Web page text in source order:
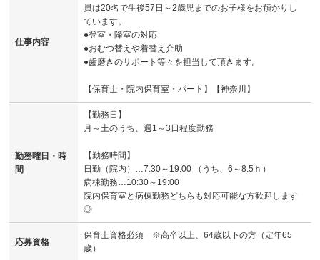
仕事内容
員は20名で生後57日～2歳児までのお子様をお預かりし
ています。
●登室・降室の対応
●おむつ替えや着替え介助
●歯磨きのサポート等々を担当して頂きます。
【保育士・院内保育室・パート】【神奈川】
勤務曜日・時
間
【勤務日】
月～土のうち、週1～3日程度勤務
【勤務時間】
日勤（院内）…7:30～19:00 （うち、6～8.5ｈ）
病棟勤務…10:30～19:00
院内保育室と病棟勤務どちらも対応可能な方歓迎します
◎
応募資格
保育士資格必須 ※高卒以上、64歳以下の方（定年65
歳）